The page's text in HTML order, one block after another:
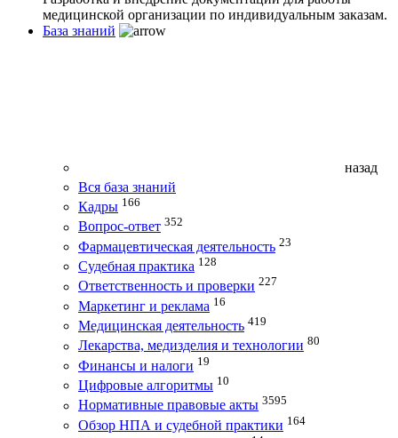
медицинской организации по индивидуальным заказам.
База знаний
назад
Вся база знаний
Кадры 166
Вопрос-ответ 352
Фармацевтическая деятельность 23
Судебная практика 128
Ответственность и проверки 227
Маркетинг и реклама 16
Медицинская деятельность 419
Лекарства, медизделия и технологии 80
Финансы и налоги 19
Цифровые алгоритмы 10
Нормативные правовые акты 3595
Обзор НПА и судебной практики 164